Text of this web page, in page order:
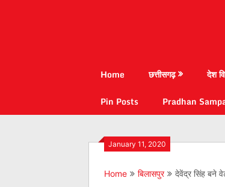
Home छत्तीसगढ़ देश
Pin Posts
Pradhan
January 11, 2020
Home बिलासपुर देवेंद्र सिंह बने